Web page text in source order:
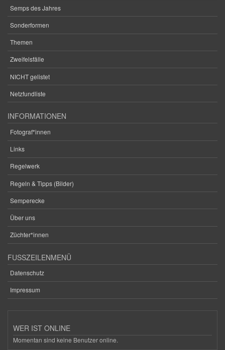
Semps des Jahres
Sonderformen
Themen
Zweifelsfälle
NICHT gelistet
Netzfundliste
INFORMATIONEN
Fotograf*innen
Links
Regelwerk
Regeln & Tipps (Bilder)
Semperecke
Über uns
Züchter*innen
FUSSZEILENMENÜ
Datenschutz
Impressum
WER IST ONLINE
Momentan sind keine Benutzer online.